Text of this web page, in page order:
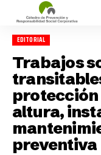
EDITORIAL
Trabajos
altura,
preventiva